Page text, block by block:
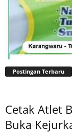
Postingan Terbaru
Cetak Atlet
Buka